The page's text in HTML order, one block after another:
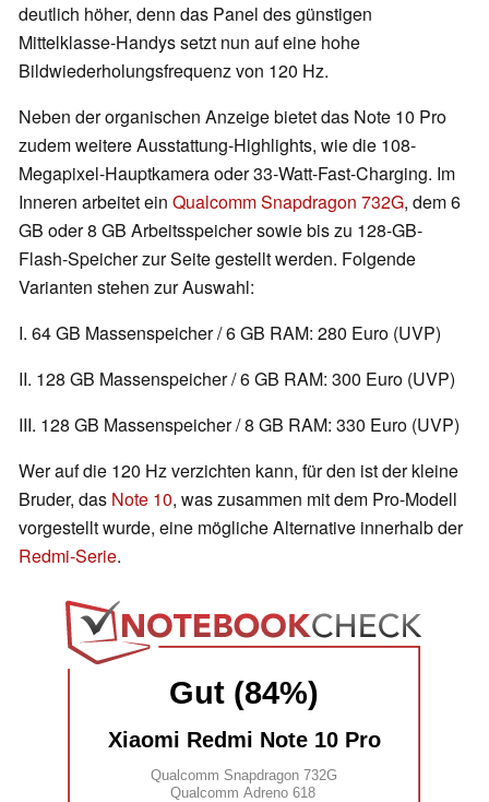
deutlich höher, denn das Panel des günstigen
Mittelklasse-Handys setzt nun auf eine hohe
Bildwiederholungsfrequenz von 120 Hz.
Neben der organischen Anzeige bietet das Note 10 Pro
zudem weitere Ausstattung-Highlights, wie die 108-
Megapixel-Hauptkamera oder 33-Watt-Fast-Charging. Im
Inneren arbeitet ein Qualcomm Snapdragon 732G, dem 6
GB oder 8 GB Arbeitsspeicher sowie bis zu 128-GB-
Flash-Speicher zur Seite gestellt werden. Folgende
Varianten stehen zur Auswahl:
I. 64 GB Massenspeicher / 6 GB RAM: 280 Euro (UVP)
II. 128 GB Massenspeicher / 6 GB RAM: 300 Euro (UVP)
III. 128 GB Massenspeicher / 8 GB RAM: 330 Euro (UVP)
Wer auf die 120 Hz verzichten kann, für den ist der kleine
Bruder, das Note 10, was zusammen mit dem Pro-Modell
vorgestellt wurde, eine mögliche Alternative innerhalb der
Redmi-Serie.
Gut (84%)
Xiaomi Redmi Note 10 Pro
Qualcomm Snapdragon 732G
Qualcomm Adreno 618